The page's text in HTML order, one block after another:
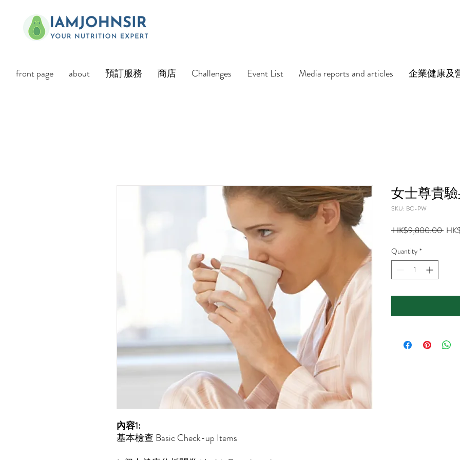
front page about 預訂服務 商店 Challenges Event List Media reports and articles 企業健康及
內容1:
基本檢查 Basic Check-up Items
女士尊貴
SKU: BC-PW
HK$9,800.00
Quantity *